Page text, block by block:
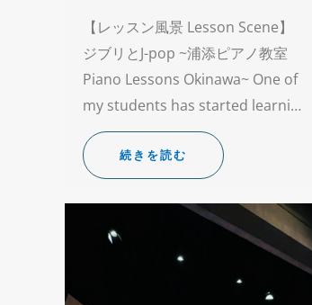
【レッスン風景 Lesson Scene】
ジブリとJ-pop ~浦添ピアノ教室
Piano Lessons Okinawa~ One of
my students has started learni…
続きを読む